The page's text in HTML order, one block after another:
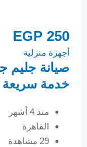
EGP 250
أجهزة منزلية
خدمة سريعة
منذ 4 أشهر
القاهرة
29 مشاهدة